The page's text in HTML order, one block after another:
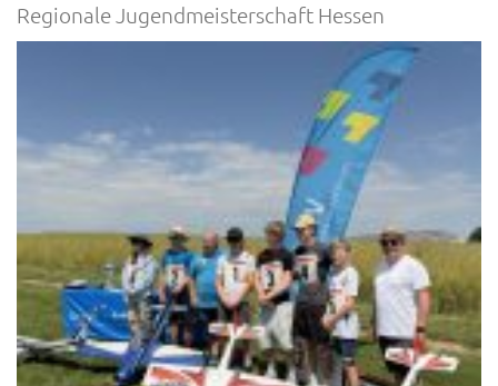
Regionale Jugendmeisterschaft Hessen